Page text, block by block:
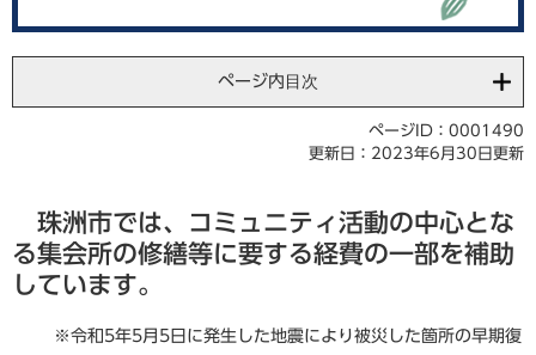
ページ内目次
ページID：0001490
更新日：2023年6月30日更新
珠洲市では、コミュニティ活動の中心とな
る集会所の修繕等に要する経費の一部を補助
しています。
※令和5年5月5日に発生した地震により被災した箇所の早期復